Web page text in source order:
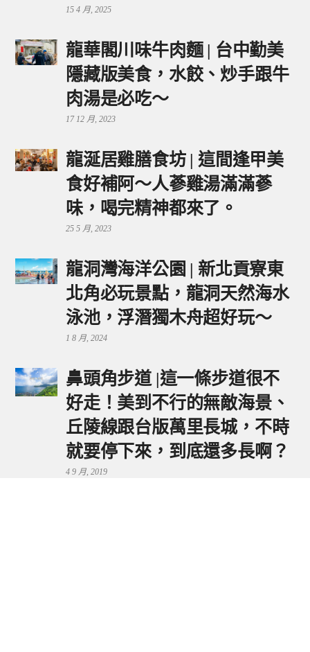
15 4 月, 2025
龍華閣川味牛肉麵 | 台中勤美
隱藏版美食，水餃、炒手跟牛
肉湯是必吃～
17 12 月, 2023
龍涎居雞膳食坊 | 這間逢甲美
食好補阿～人蔘雞湯滿滿蔘
味，喝完精神都來了。
25 5 月, 2023
龍洞灣海洋公園 | 新北貢寮東
北角必玩景點，龍洞天然海水
泳池，浮潛獨木舟超好玩～
1 8 月, 2024
鼻頭角步道 |這一條步道很不
好走！美到不行的無敵海景、
丘陵線跟台版萬里長城，不時
就要停下來，到底還多長啊？
4 9 月, 2019